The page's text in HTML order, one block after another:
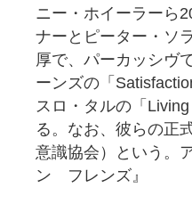
ニー・ホイーラーら
ナーとピーター・ソ
厚で、パーカッシヴ
ーンズの「
スロ・タルの「
る。なお、彼らの正
意識協会）という。
ン フレンズ』